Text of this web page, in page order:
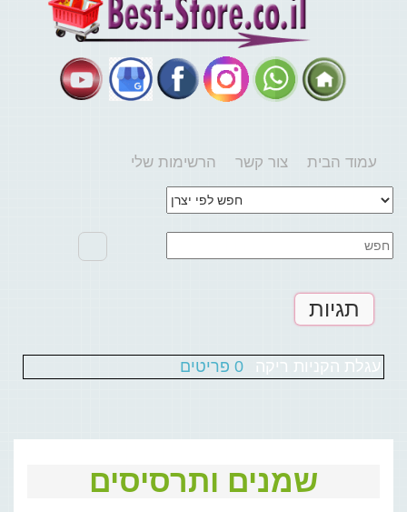
הרשימות שלי עמוד הבית צור קשר
תגיות
עגלת הקניות ריקה 0 פריטים
שמנים ותרסיסים